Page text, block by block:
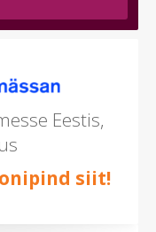
Eestis,
siit!